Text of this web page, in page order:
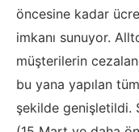
öncesine kadar
imkanı sunuyor.
müşterilerin
bu yana yapılan
şekilde genişletildi.